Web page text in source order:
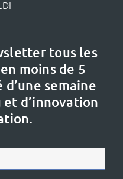
tous les
en moins de 5
semaine
d’innovation